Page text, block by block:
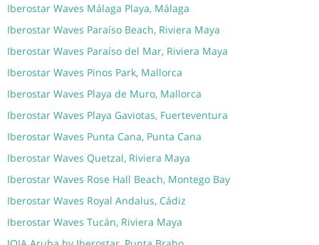
Iberostar Waves Málaga Playa, Málaga
Iberostar Waves Paraíso Beach, Riviera Maya
Iberostar Waves Paraíso del Mar, Riviera Maya
Iberostar Waves Pinos Park, Mallorca
Iberostar Waves Playa de Muro, Mallorca
Iberostar Waves Playa Gaviotas, Fuerteventura
Iberostar Waves Punta Cana, Punta Cana
Iberostar Waves Quetzal, Riviera Maya
Iberostar Waves Rose Hall Beach, Montego Bay
Iberostar Waves Royal Andalus, Cádiz
Iberostar Waves Tucán, Riviera Maya